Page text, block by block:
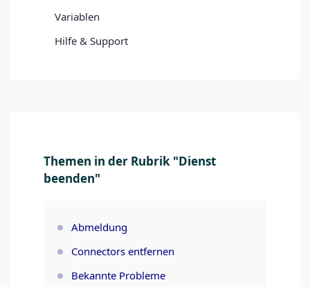
Variablen
Hilfe & Support
Themen in der Rubrik "Dienst
beenden"
Abmeldung
Connectors entfernen
Bekannte Probleme